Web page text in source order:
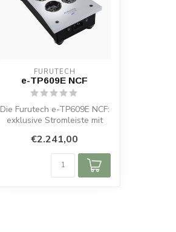
FURUTECH
e-TP609E NCF
Die Furutech e-TP609E NCF:
exklusive Stromleiste mit
S...
€2.241,00